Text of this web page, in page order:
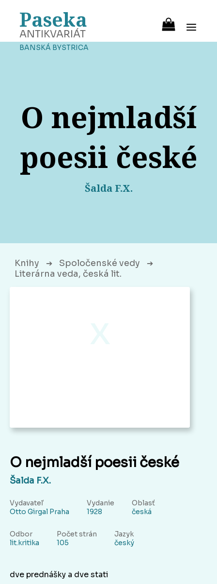
Paseka
ANTIKVARIÁT
BANSKÁ BYSTRICA
O nejmladší
poesii české
Šalda F.X.
Knihy ➔ Spoločenské vedy ➔
Literárna veda, česká lit.
O nejmladší poesii české
Šalda F.X.
Vydavateľ
Otto Girgal Praha
Vydanie
1928
Oblasť
česká
Odbor
lit.kritika
Počet strán
105
Jazyk
český
dve prednášky a dve stati